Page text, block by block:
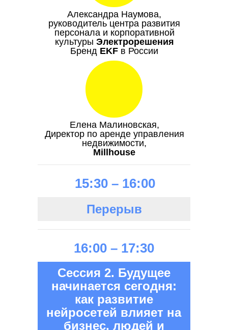
Александра Наумова,
руководитель центра развития
персонала и корпоративной
культуры Электрорешения
Бренд EKF в России
Елена Малиновская,
Директор по аренде управления
недвижимости,
Millhouse
Перерыв
15:30 – 16:00
16:00 – 17:30
Сессия 2. Будущее
начинается сегодня:
как развитие
нейросетей влияет на
бизнеc, людей и